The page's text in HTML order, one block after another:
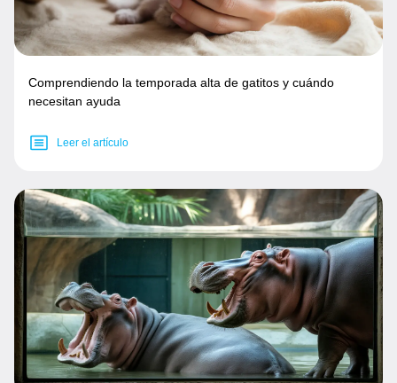
Comprendiendo la temporada alta de gatitos y cuándo
necesitan ayuda
Leer el artículo